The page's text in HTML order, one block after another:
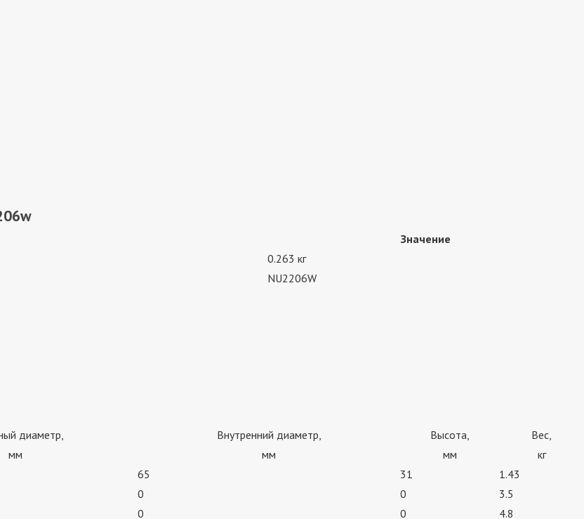
Значение
0.263 кг
NU2206W
диаметр,
мм
Внутренний диаметр,
мм
Высота,
мм
Вес,
кг
65 31
1.43
0 0
3.5
0 0
4.8